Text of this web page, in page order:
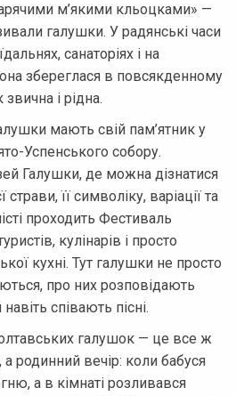
м’якими кльоцками» —
галушки. У радянські часи
санаторіях і на
збереглася в повсякденному
і рідна.
мають свій пам’ятник у
Успенського собору.
Галушки, де можна дізнатися
її символіку, варіації та
проходить Фестиваль
кулінарів і просто
кухні. Тут галушки не просто
про них розповідають
співають пісні.
галушок — це все ж
родинний вечір: коли бабуся
а в кімнаті розливався